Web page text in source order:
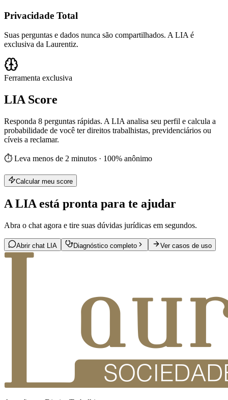
Privacidade Total
Suas perguntas e dados nunca são compartilhados. A LIA é
exclusiva da Laurentiz.
Ferramenta exclusiva
LIA Score
Responda 8 perguntas rápidas. A LIA analisa seu perfil e calcula a
probabilidade de você ter direitos trabalhistas, previdenciários ou
cíveis a reclamar.
⏱ Leva menos de 2 minutos · 100% anônimo
Calcular meu score
A LIA está pronta para te ajudar
Abra o chat agora e tire suas dúvidas jurídicas em segundos.
Abrir chat LIA Diagnóstico completo Ver casos de uso